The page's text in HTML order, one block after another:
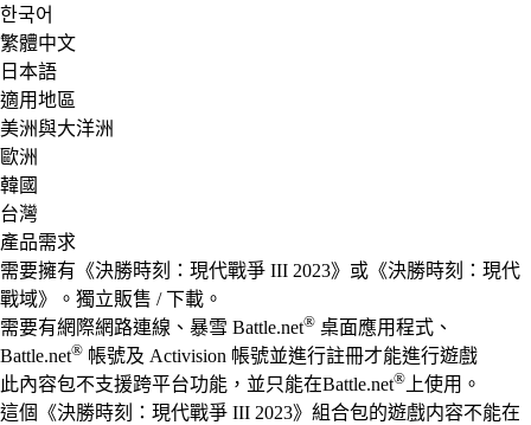
한국어
繁體中文
日本語
適用地區
美洲與大洋洲
歐洲
韓國
台灣
產品需求
需要擁有《決勝時刻：現代戰爭 III 2023》或《決勝時刻：現代
戰域》。獨立販售 / 下載。
需要有網際網路連線、暴雪 Battle.net® 桌面應用程式、
Battle.net® 帳號及 Activision 帳號並進行註冊才能進行遊戲
此內容包不支援跨平台功能，並只能在Battle.net® 上使用。
這個《決勝時刻：現代戰爭 III 2023》組合包的遊戲内容不能在